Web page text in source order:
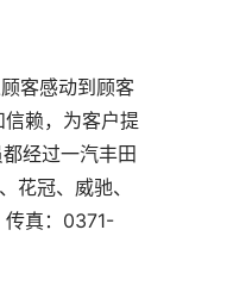
客感动到顾客
赖，为客户提
经过一汽丰田
花冠、威驰、
真：0371-